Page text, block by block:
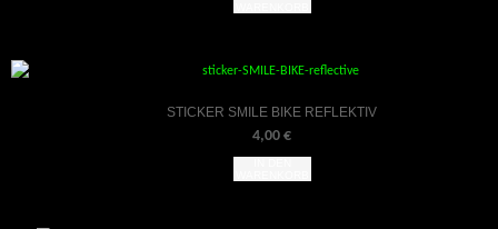
STICKER SMILE BIKE REFLEKTIV
4,00 €